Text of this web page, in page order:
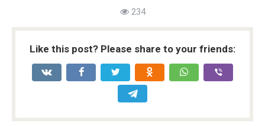
234
Like this post? Please share to your friends: